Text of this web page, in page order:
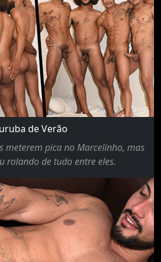
de Verão
meterem pica no Marcelinho, mas
rolando de tudo entre eles.